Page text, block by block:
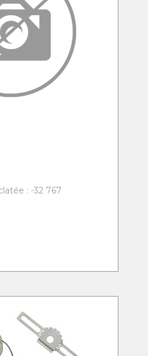
: -32 767